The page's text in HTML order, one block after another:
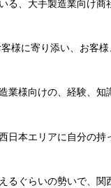
る、大手製造業向け
様に寄り添い、お客
業様向けの、経験、知
日本エリアに自分の持
るぐらいの勢いで、関